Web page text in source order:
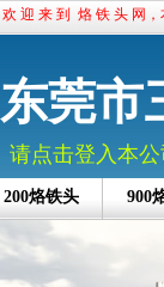
东莞市
欢 迎 来 到 烙 铁 头 网，
请点击登入本
200烙铁头 900